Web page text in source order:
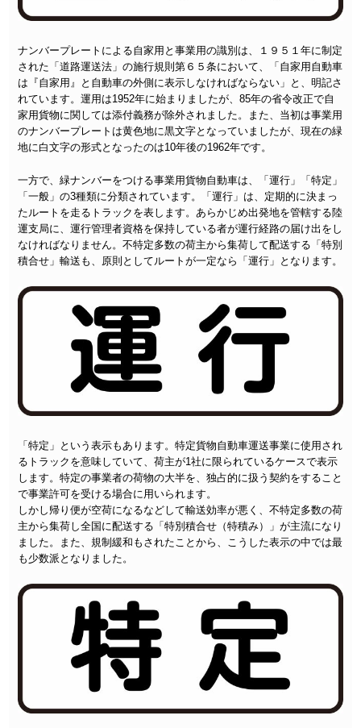
ナンバープレートによる自家用と事業用の識別は、１９５１年に制定
された「道路運送法」の施行規則第６５条において、「自家用自動車
は『自家用』と自動車の外側に表示しなければならない」と、明記さ
れています。運用は1952年に始まりましたが、85年の省令改正で自
家用貨物に関しては添付義務が除外されました。また、当初は事業用
のナンバープレートは黄色地に黒文字となっていましたが、現在の緑
地に白文字の形式となったのは10年後の1962年です。
一方で、緑ナンバーをつける事業用貨物自動車は、「運行」「特定」
「一般」の3種類に分類されています。「運行」は、定期的に決まっ
たルートを走るトラックを表します。あらかじめ出発地を管轄する陸
運支局に、運行管理者資格を保持している者が運行経路の届け出をし
なければなりません。不特定多数の荷主から集荷して配送する「特別
積合せ」輸送も、原則としてルートが一定なら「運行」となります。
「特定」という表示もあります。特定貨物自動車運送事業に使用され
るトラックを意味していて、荷主が1社に限られているケースで表示
します。特定の事業者の荷物の大半を、独占的に扱う契約をすること
で事業許可を受ける場合に用いられます。
しかし帰り便が空荷になるなどして輸送効率が悪く、不特定多数の荷
主から集荷し全国に配送する「特別積合せ（特積み）」が主流になり
ました。また、規制緩和もされたことから、こうした表示の中では最
も少数派となりました。